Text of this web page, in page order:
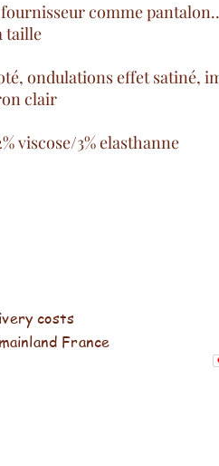
comme
taille
ondulations effet satiné,
clair
viscose/3% elasthanne
costs
France